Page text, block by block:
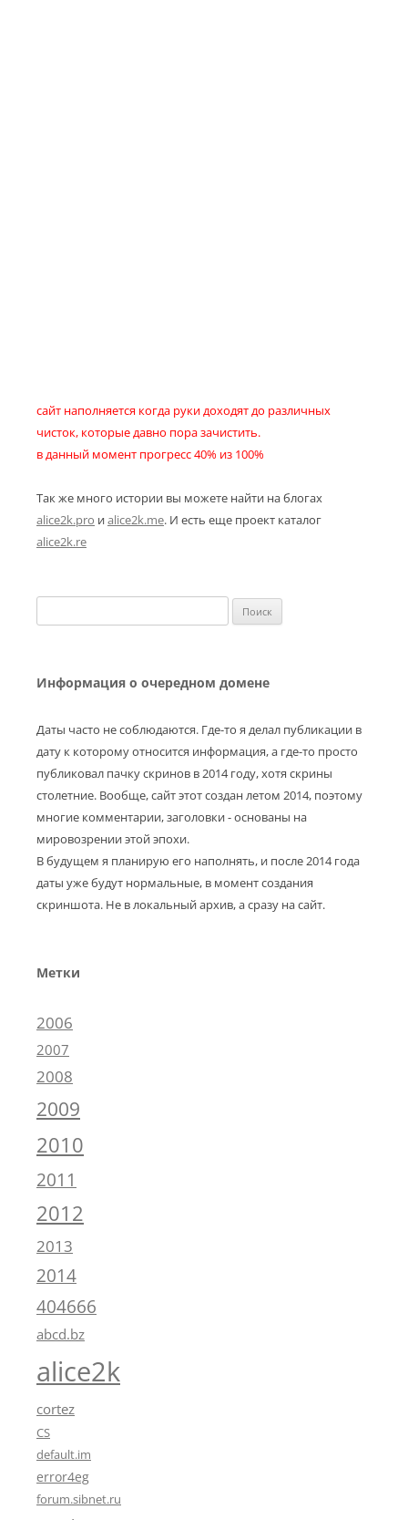
сайт наполняется когда руки доходят до различных
чисток, которые давно пора зачистить.
в данный момент прогресс 40% из 100%
Так же много истории вы можете найти на блогах
alice2k.pro иalice2k.me. И есть еще проект каталог
alice2k.re
Информация о очередном домене
Даты часто не соблюдаются. Где-то я делал публикации в
дату к которому относится информация, а где-то просто
публиковал пачку скринов в 2014 году, хотя скрины
столетние. Вообще, сайт этот создан летом 2014, поэтому
многие комментарии, заголовки - основаны на
мировозрении этой эпохи.
В будущем я планирую его наполнять, и после 2014 года
даты уже будут нормальные, в момент создания
скриншота. Не в локальный архив, а сразу на сайт.
Метки
2006
2007
2008
2009
2010
2011
2012
2013
2014
404666
abcd.bz
alice2k
cortez
CS
default.im
error4eg
forum.sibnet.ru